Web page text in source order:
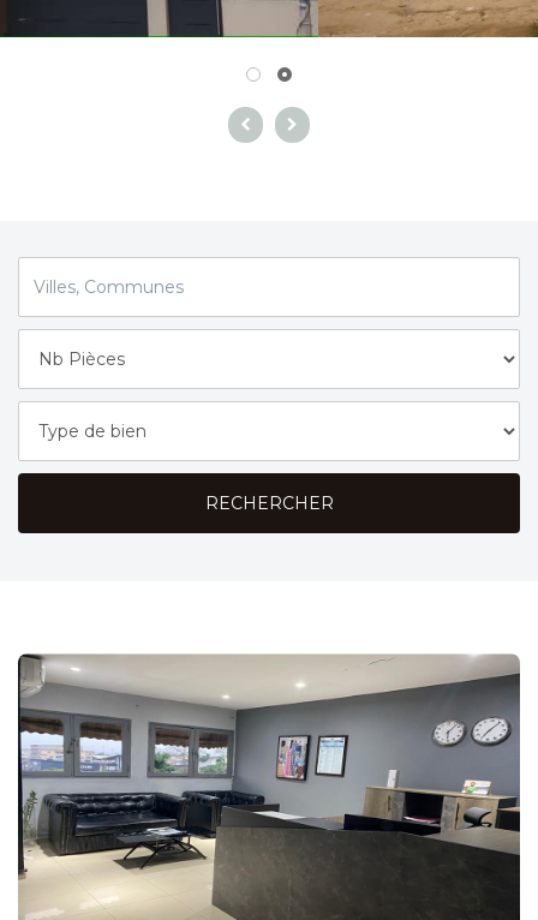
RECHERCHER